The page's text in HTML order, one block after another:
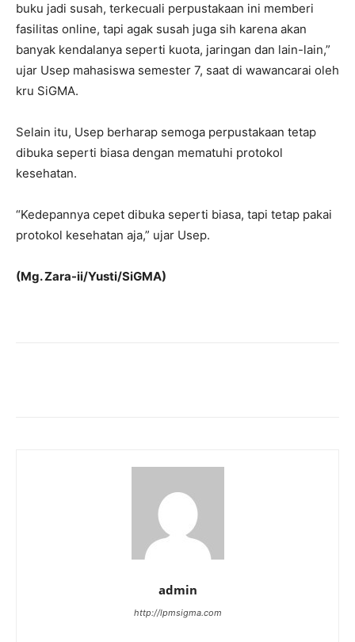
buku jadi susah, terkecuali perpustakaan ini memberi
fasilitas online, tapi agak susah juga sih karena akan
banyak kendalanya seperti kuota, jaringan dan lain-lain,”
ujar Usep mahasiswa semester 7, saat di wawancarai oleh
kru SiGMA.
Selain itu, Usep berharap semoga perpustakaan tetap
dibuka seperti biasa dengan mematuhi protokol
kesehatan.
“Kedepannya cepet dibuka seperti biasa, tapi tetap pakai
protokol kesehatan aja,” ujar Usep.
(Mg. Zara-ii/Yusti/SiGMA)
admin
http://lpmsigma.com